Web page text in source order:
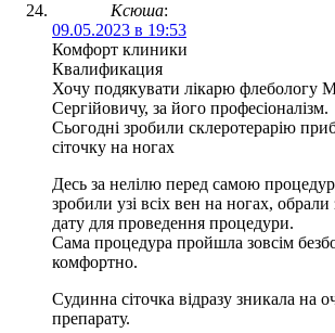
Ксюша:
09.05.2023 в 19:53
Комфорт клиники
Квалификация
Хочу подякувати лікарю флебологу
Сергійовичу, за його професіоналізм.
Сьогодні зробили склеротерарію
сіточку на ногах
Десь за нелілю перед самою
зробили узі всіх вен на ногах,
дату для проведення процедури.
Сама процедура пройшла зовсім
комфортно.
Судинна сіточка відразу зникала на
препарату.